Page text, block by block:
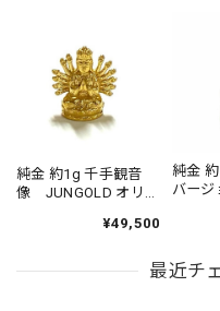
純金 約1g 千手観音
像 JUNGOLD オリジ
¥49,500
純金
バージ
【
最近チ